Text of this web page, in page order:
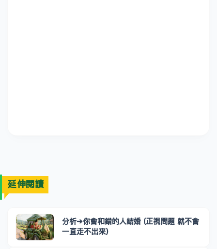
延伸閱讀
分析➔你會和錯的人結婚 (正視問題 就不會
一直走不出來)